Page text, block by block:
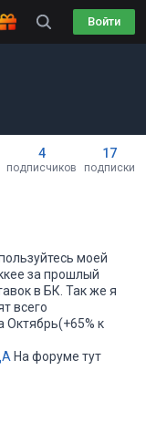
Войти
4
подписчиков
17
подписки
моей
за прошлый
в БК. Так же я
всего
Октябрь(+65% к
На форуме тут